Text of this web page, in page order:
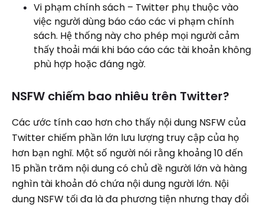
Vi phạm chính sách – Twitter phụ thuộc vào
việc người dùng báo cáo các vi phạm chính
sách. Hệ thống này cho phép mọi người cảm
thấy thoải mái khi báo cáo các tài khoản không
phù hợp hoặc đáng ngờ.
NSFW chiếm bao nhiêu trên Twitter?
Các ước tính cao hơn cho thấy nội dung NSFW của
Twitter chiếm phần lớn lưu lượng truy cập của họ
hơn bạn nghĩ. Một số người nói rằng khoảng 10 đến
15 phần trăm nội dung có chủ đề người lớn và hàng
nghìn tài khoản đó chứa nội dung người lớn. Nội
dung NSFW tối đa là đa phương tiện nhưng thay đổi